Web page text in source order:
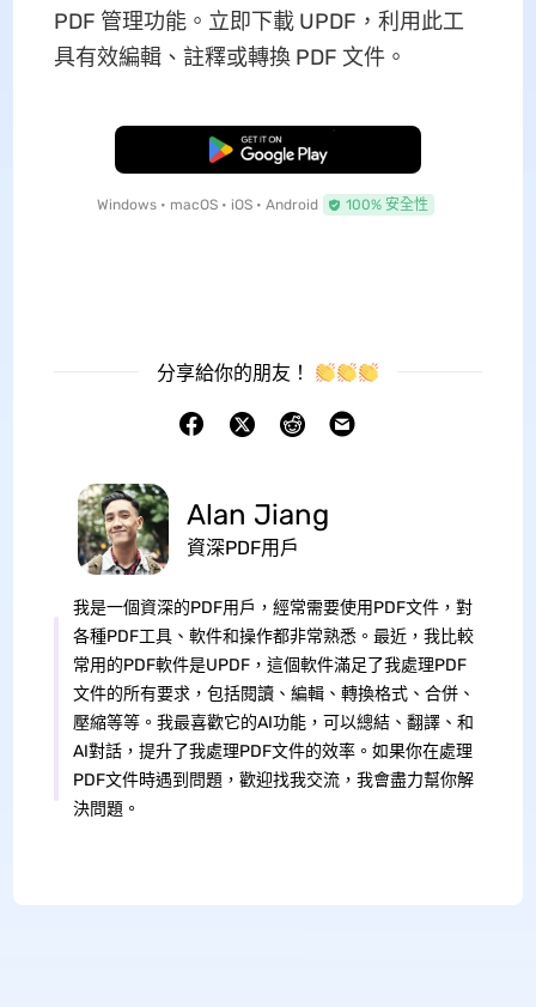
PDF 管理功能。立即下載 UPDF，利用此工
具有效編輯、註釋或轉換 PDF 文件。
免費下載
Windows • macOS • iOS • Android 100% 安全性
分享給你的朋友！
Alan Jiang
資深PDF用戶
我是一個資深的PDF用戶，經常需要使用PDF文件，對
各種PDF工具、軟件和操作都非常熟悉。最近，我比較
常用的PDF軟件是UPDF，這個軟件滿足了我處理PDF
文件的所有要求，包括閱讀、編輯、轉換格式、合併、
壓縮等等。我最喜歡它的AI功能，可以總結、翻譯、和
AI對話，提升了我處理PDF文件的效率。如果你在處理
PDF文件時遇到問題，歡迎找我交流，我會盡力幫你解
決問題。